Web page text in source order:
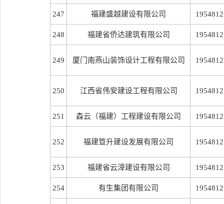
247 福建盛越建设有限公司 1954812
248 福建省侨达建筑有限公司 1954812
249 厦门南燕山装饰设计工程有限公司 1954812
250 江西省伟安建设工程有限公司 1954812
251 森云（福建）工程建设有限公司 1954812
252 福建笪升建设发展有限公司 1954812
253 福建省云漳建设有限公司 1954812
254 有生集团有限公司 1954812